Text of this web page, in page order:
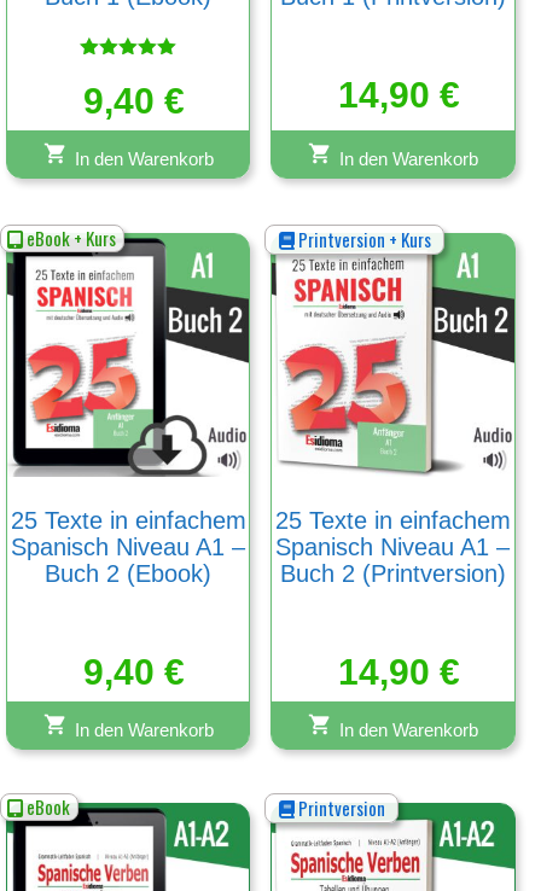
mit
5.00
von 5
9,40€
In den Warenkorb
14,90 €
In den Warenkorb
eBook + Kurs
25 Texte in einfachem
Spanisch Niveau A1 –
Buch 2 (Ebook)
9,40€
In den Warenkorb
Printversion + Kurs
25 Texte in einfachem
Spanisch Niveau A1 –
Buch 2 (Printversion)
14,90 €
In den Warenkorb
eBook Printversion